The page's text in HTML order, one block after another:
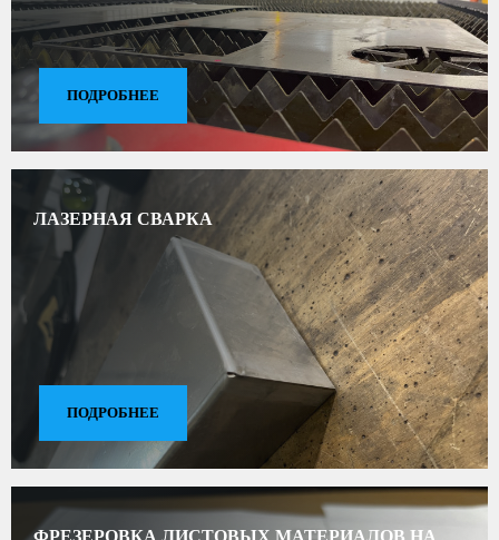
ПОДРОБНЕЕ
ЛАЗЕРНАЯ СВАРКА
ПОДРОБНЕЕ
ФРЕЗЕРОВКА ЛИСТОВЫХ МАТЕРИАЛОВ НА